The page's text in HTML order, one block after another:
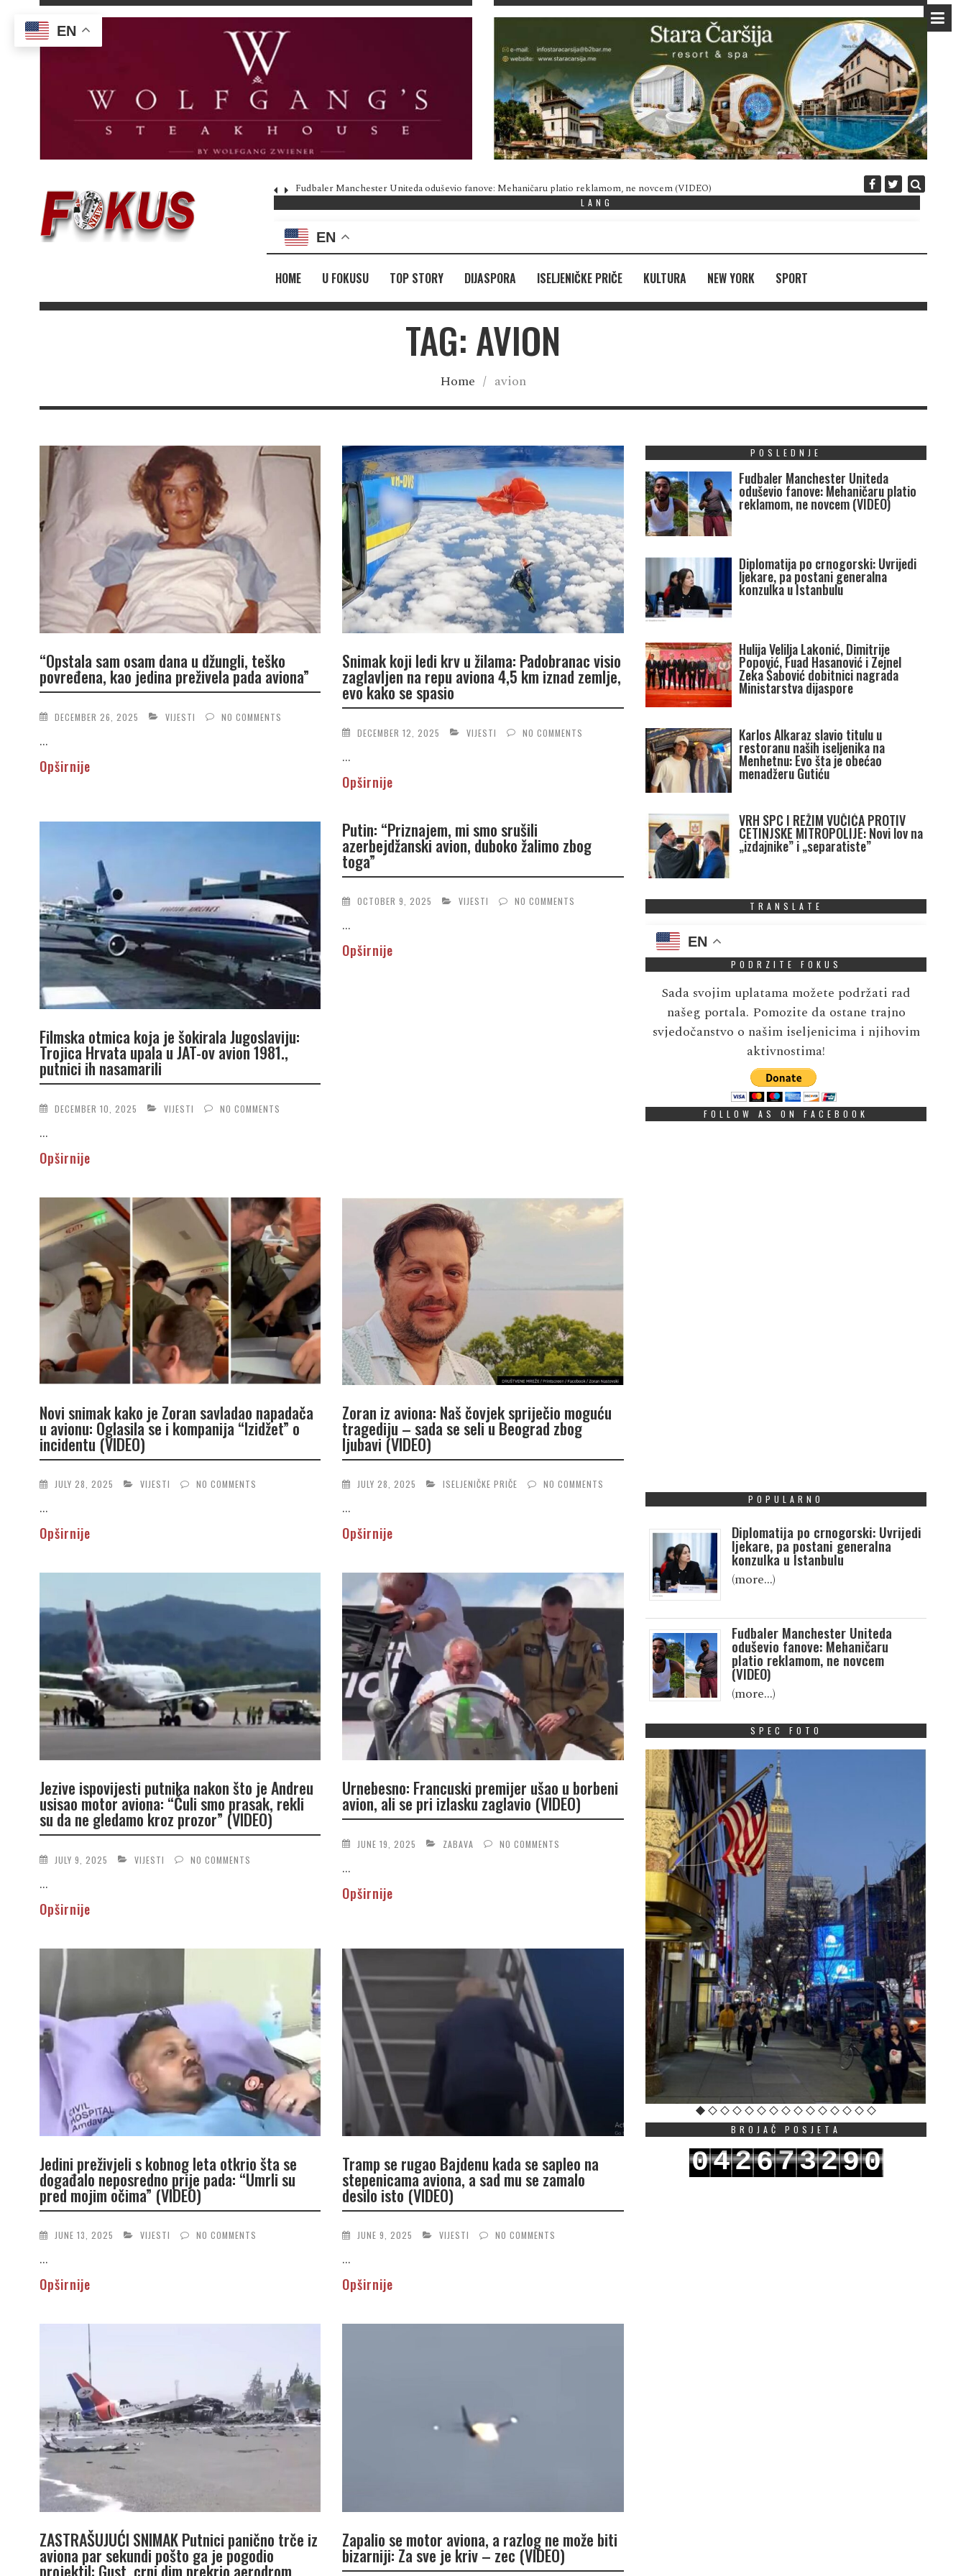
Fudbaler Manchester Uniteda oduševio fanove: Mehaničaru platio reklamom, ne novcem (VIDEO) Diplomatija po
LANG
EN
HOME U FOKUSU TOP STORY DIJASPORA ISELJENIČKE PRIČE KULTURA NEW YORK SPORT
TAG: AVION
Home / avion
“Opstala sam osam dana u džungli, teško
povređena, kao jedina preživela pada aviona”
DECEMBER 26, 2025 VIJESTI NO COMMENTS
...
Opširnije
Snimak koji ledi krv u žilama: Padobranac visio
zaglavljen na repu aviona 4,5 km iznad zemlje,
evo kako se spasio
DECEMBER 12, 2025 VIJESTI NO COMMENTS
...
Opširnije
Filmska otmica koja je šokirala Jugoslaviju:
Trojica Hrvata upala u JAT-ov avion 1981.,
putnici ih nasamarili
DECEMBER 10, 2025 VIJESTI NO COMMENTS
...
Opširnije
Putin: “Priznajem, mi smo srušili
azerbejdžanski avion, duboko žalimo zbog
toga”
OCTOBER 9, 2025 VIJESTI NO COMMENTS
...
Opširnije
Novi snimak kako je Zoran savladao napadača
u avionu: Oglasila se i kompanija “Izidžet” o
incidentu (VIDEO)
JULY 28, 2025 VIJESTI NO COMMENTS
...
Opširnije
Zoran iz aviona: Naš čovjek spriječio moguću
tragediju – sada se seli u Beograd zbog
ljubavi (VIDEO)
JULY 28, 2025 ISELJENIČKE PRIČE NO COMMENTS
...
Opširnije
Jezive ispovijesti putnika nakon što je Andreu
usisao motor aviona: “Čuli smo prasak, rekli
su da ne gledamo kroz prozor” (VIDEO)
JULY 9, 2025 VIJESTI NO COMMENTS
...
Opširnije
Urnebesno: Francuski premijer ušao u borbeni
avion, ali se pri izlasku zaglavio (VIDEO)
JUNE 19, 2025 ZABAVA NO COMMENTS
...
Opširnije
Jedini preživjeli s kobnog leta otkrio šta se
događalo neposredno prije pada: “Umrli su
pred mojim očima” (VIDEO)
JUNE 13, 2025 VIJESTI NO COMMENTS
...
Opširnije
Tramp se rugao Bajdenu kada se sapleo na
stepenicama aviona, a sad mu se zamalo
desilo isto (VIDEO)
JUNE 9, 2025 VIJESTI NO COMMENTS
...
Opširnije
ZASTRAŠUJUĆI SNIMAK Putnici panično trče iz
aviona par sekundi pošto ga je pogodio
projektil: Gust, crni dim prekrio aerodrom
Zapalio se motor aviona, a razlog ne može biti
bizarniji: Za sve je kriv – zec (VIDEO)
POSLEDNJE
Fudbaler Manchester Uniteda
oduševio fanove: Mehaničaru platio
reklamom, ne novcem (VIDEO)
Diplomatija po crnogorski: Uvrijedi
ljekare, pa postani generalna
konzulka u Istanbulu
Hulija Velilja Lakonić, Dimitrije
Popović, Fuad Hasanović i Zejnel
Zeka Šabović dobitnici nagrada
Ministarstva dijaspore
Karlos Alkaraz slavio titulu u
restoranu naših iseljenika na
Menhetnu: Evo šta je obećao
menadžeru Gutiću
VRH SPC I REŽIM VUČIĆA PROTIV
CETINJSKE MITROPOLIJE: Novi lov na
„izdajnike” i „separatiste”
TRANSLATE
EN
PODRZITE FOKUS
Sada svojim uplatama možete podržati rad
našeg portala. Pomozite da ostane trajno
svjedočanstvo o našim iseljenicima i njihovim
aktivnostima!
FOLLOW AS ON FACEBOOK
POPULARNO
Diplomatija po crnogorski: Uvrijedi
ljekare, pa postani generalna
konzulka u Istanbulu
(more…)
Fudbaler Manchester Uniteda
oduševio fanove: Mehaničaru
platio reklamom, ne novcem
(VIDEO)
(more…)
SPEC FOTO
BROJAČ POSJETA
042673290
EN